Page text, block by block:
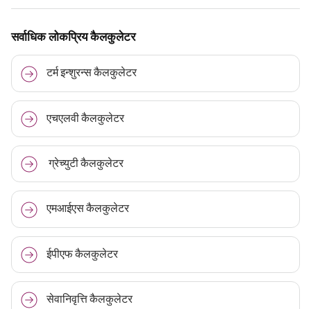
सर्वाधिक लोकप्रिय कैलकुलेटर
टर्म इन्शुरन्स कैलकुलेटर
एचएलवी कैलकुलेटर
ग्रेच्युटी कैलकुलेटर
एमआईएस कैलकुलेटर
ईपीएफ कैलकुलेटर
सेवानिवृत्ति कैलकुलेटर